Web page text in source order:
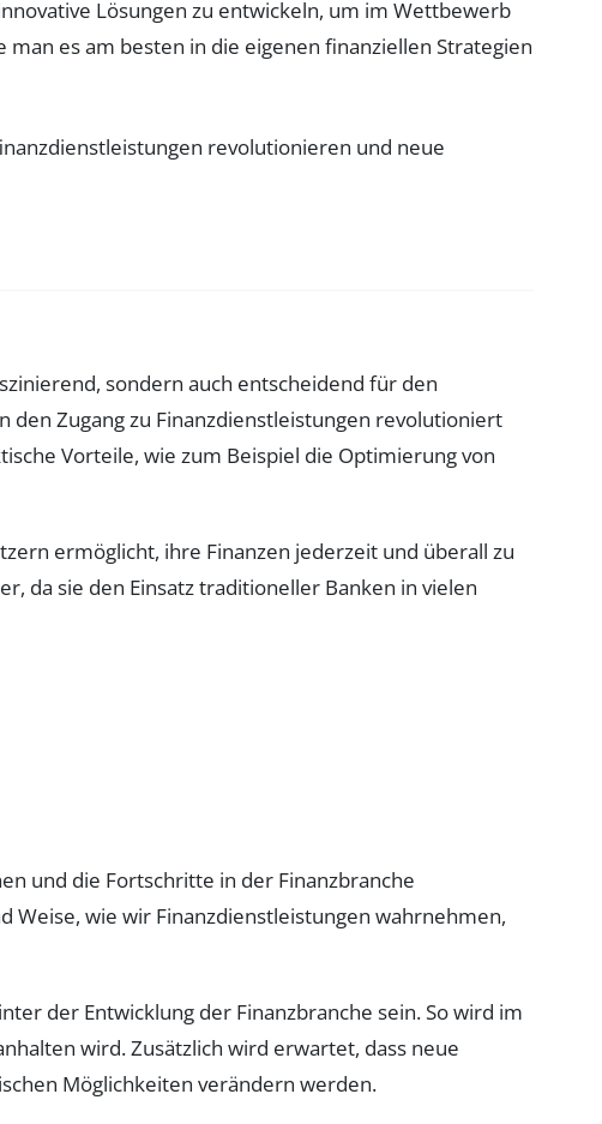
Lösungen zu entwickeln, um im Wettbewerb
es am besten in die eigenen finanziellen Strategien
sondern auch entscheidend für den
den Zugang zu Finanzdienstleistungen revolutioniert
Vorteile, wie zum Beispiel die Optimierung von
ermöglicht, ihre Finanzen jederzeit und überall zu
da sie den Einsatz traditioneller Banken in vielen
und die Fortschritte in der Finanzbranche
Weise, wie wir Finanzdienstleistungen wahrnehmen,
der Entwicklung der Finanzbranche sein. So wird im
wird. Zusätzlich wird erwartet, dass neue
Möglichkeiten verändern werden.